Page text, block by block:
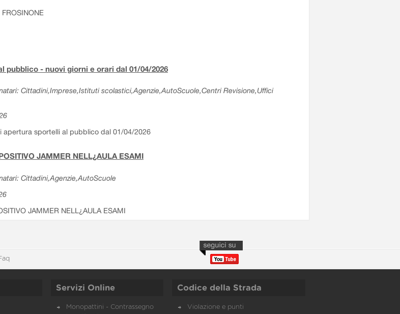
FROSINONE
pubblico - nuovi giorni e orari dal 01/04/2026
Cittadini,Imprese,Istituti scolastici,Agenzie,AutoScuole,Centri Revisione,Uffici
apertura sportelli al pubblico dal 01/04/2026
JAMMER NELL¿AULA ESAMI
Cittadini,Agenzie,AutoScuole
JAMMER NELL¿AULA ESAMI
Servizi Online
Monopattini - Contrassegno
Codice della Strada
Violazione e punti